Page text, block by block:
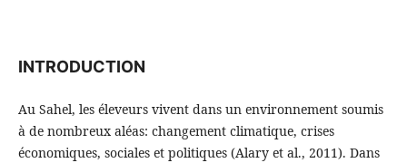
INTRODUCTION
Au Sahel, les éleveurs vivent dans un environnement soumis
à de nombreux aléas: changement climatique, crises
économiques, sociales et politiques (Alary et al., 2011). Dans